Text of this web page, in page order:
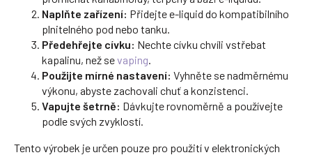
Naplňte zařízení: Přidejte e-liquid do kompatibilního
plnitelného pod nebo tanku.
Předehřejte cívku: Nechte cívku chvíli vstřebat
kapalinu, než sevaping
Použijte mírné nastavení: Vyhněte se nadměrnému
výkonu, abyste zachovali chuť a konzistenci.
Vapujte šetrně: Dávkujte rovnoměrně a používejte
podle svých zvyklostí.
Tento výrobek je určen pouze pro použití v elektronických